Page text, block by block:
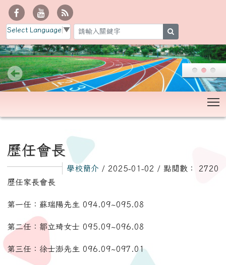
Select Language ▼
歷任會長
學校簡介 / 2025-01-02 / 點閱數： 2720
歷任家長會長
第一任：蘇瑞陽先生 094.09~095.08
第二任：鄒立琦女士 095.09~096.08
第三任：徐士澎先生 096.09~097.01